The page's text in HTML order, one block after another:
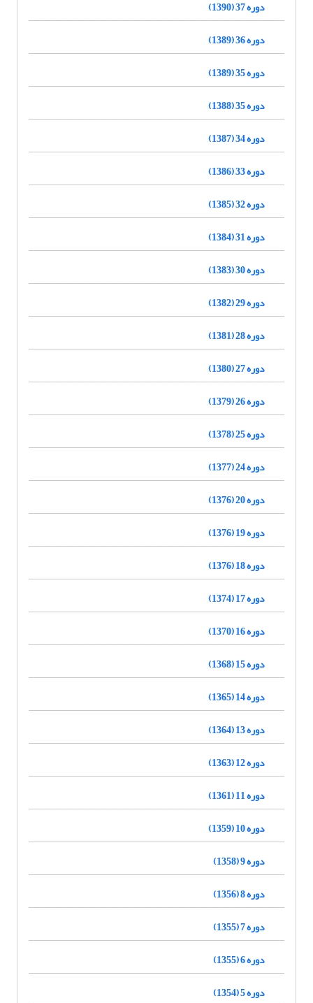
دوره 37 (1390)
دوره 36 (1389)
دوره 35 (1389)
دوره 35 (1388)
دوره 34 (1387)
دوره 33 (1386)
دوره 32 (1385)
دوره 31 (1384)
دوره 30 (1383)
دوره 29 (1382)
دوره 28 (1381)
دوره 27 (1380)
دوره 26 (1379)
دوره 25 (1378)
دوره 24 (1377)
دوره 20 (1376)
دوره 19 (1376)
دوره 18 (1376)
دوره 17 (1374)
دوره 16 (1370)
دوره 15 (1368)
دوره 14 (1365)
دوره 13 (1364)
دوره 12 (1363)
دوره 11 (1361)
دوره 10 (1359)
دوره 9 (1358)
دوره 8 (1356)
دوره 7 (1355)
دوره 6 (1355)
دوره 5 (1354)